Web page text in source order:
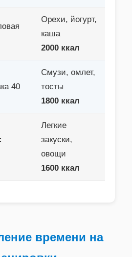
Орехи, йогурт,
каша
2000 ккал
40
Смузи, омлет,
тосты
1800 ккал
Легкие
закуски,
овощи
1600 ккал
времени на